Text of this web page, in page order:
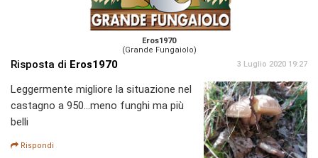
Eros1970
(Grande Fungaiolo)
Risposta di Eros1970 3 Luglio 2020 19:27
Leggermente migliore la situazione nel
castagno a 950...meno funghi ma più
belli
Rispondi